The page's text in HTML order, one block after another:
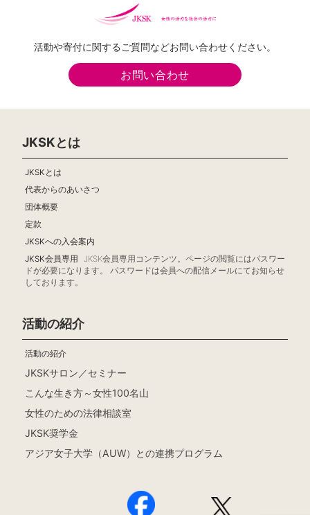
活動や寄付に関するご質問などお問い合わせください。
お問い合わせ
JKSKとは
JKSKとは
代表からのあいさつ
団体概要
定款
JKSKへの入会案内
JKSK会員専用
JKSK会員専用コンテンツ。ページの閲覧にはパスワー
ドが必要になります。 パスワードは会員への配信メールにてお知らせ
しております。
活動の紹介
活動の紹介
JKSKサロン／セミナー
こんな生き方～女性100名山
女性のための法律相談室
JKSK奨学金
アジア女子大学（AUW）との連携プログラム